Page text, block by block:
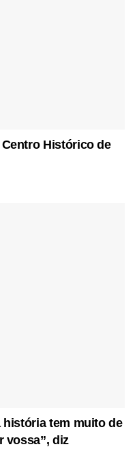
Histórico de
história tem muito de
vossa”, diz